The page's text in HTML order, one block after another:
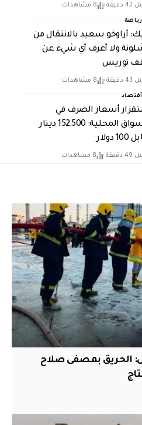
دقيقة 8 مشاهدات
رياضة
أراوخو سعيد بالانتقال من
ولا أعرف أي شيء عن
توريس
دقيقة 8 مشاهدات
أقتصاد
أسعار الصرف في
الأسواق المحلية: 152,500 دينار
دولار
دقيقة 8 مشاهدات
الحريق بمصفى صلاح